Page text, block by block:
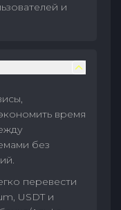
и
время
без
перевести
USDT и